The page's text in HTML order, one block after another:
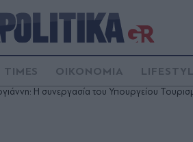
TIMES ΟΙΚΟΝΟΜΙΑ
Η συνεργασία του Υπουργείου